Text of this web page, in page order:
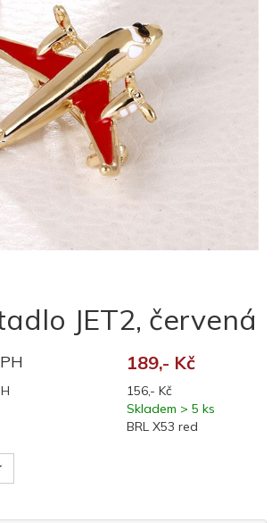
JET2, červená
189,- Kč
156,- Kč
Skladem > 5 ks
BRL X53 red